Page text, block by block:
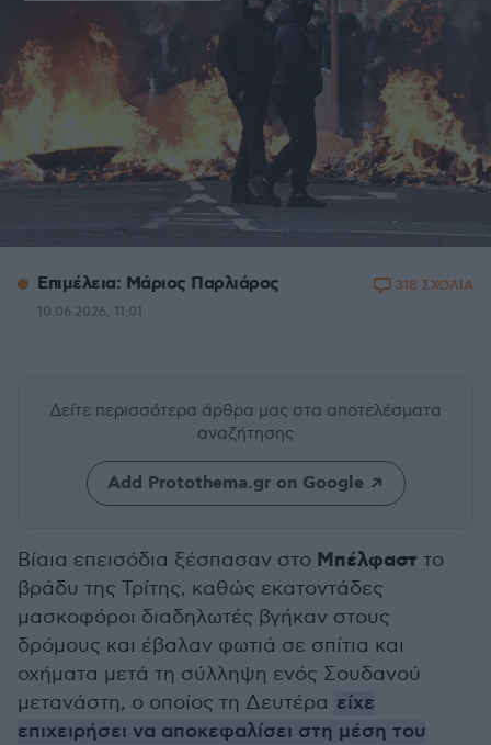
Επιμέλεια: Μάριος Παρλιάρος
10.06.2026, 11:01
318 ΣΧΟΛΙΑ
Δείτε περισσότερα άρθρα μας στα αποτελέσματα
αναζήτησης
Add Protothema.gr on Google
Βίαια επεισόδια ξέσπασαν στο Μπέλφαστ το
βράδυ της Τρίτης, καθώς εκατοντάδες
μασκοφόροι διαδηλωτές βγήκαν στους
δρόμους και έβαλαν φωτιά σε σπίτια και
οχήματα μετά τη σύλληψη ενός Σουδανού
μετανάστη, ο οποίος τη Δευτέρα είχε
επιχειρήσει να αποκεφαλίσει στη μέση του